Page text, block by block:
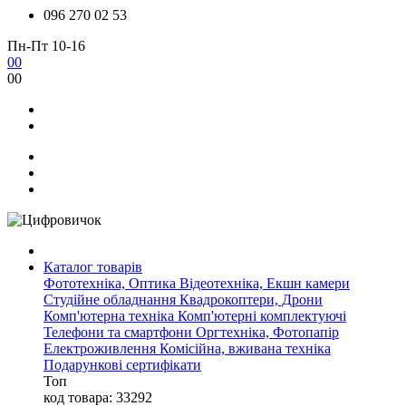
096 270 02 53
Пн-Пт 10-16
00
00
Каталог товарів
Фототехніка, Оптика Відеотехніка, Екшн камери
Студійне обладнання Квадрокоптери, Дрони
Комп'ютерна техніка Комп'ютерні комплектуючі
Телефони та смартфони Оргтехніка, Фотопапір
Електроживлення Комісійна, вживана техніка
Подарункові сертифікати
Топ
код товара: 33292